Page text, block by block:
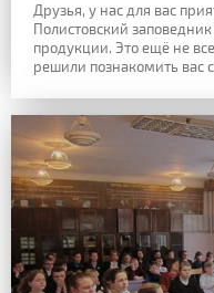
Друзья, у нас для вас
Полистовский
продукции. Это ещё не
решили познакомить вас